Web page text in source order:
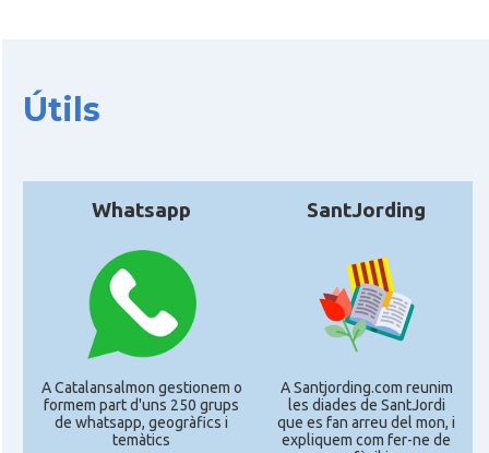
Útils
Whatsapp
A Catalansalmon gestionem o
formem part d'uns 250 grups
de whatsapp, geogràfics i
temàtics
SantJording
A Santjording.com reunim
les diades de SantJordi
que es fan arreu del mon, i
expliquem com fer-ne de